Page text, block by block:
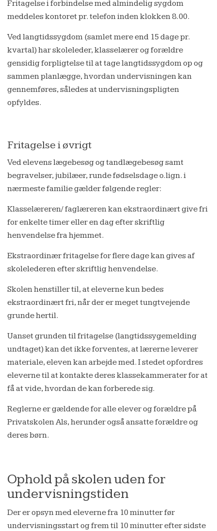
Fritagelse i forbindelse med almindelig sygdom
meddeles kontoret pr. telefon inden klokken 8.00.
Ved langtidssygdom (samlet mere end 15 dage pr.
kvartal) har skoleleder, klasselærer og forældre
gensidig forpligtelse til at tage langtidssygdom op og
sammen planlægge, hvordan undervisningen kan
gennemføres, således at undervisningspligten
opfyldes.
Fritagelse i øvrigt
Ved elevens lægebesøg og tandlægebesøg samt
begravelser, jubilæer, runde fødselsdage o.lign. i
nærmeste familie gælder følgende regler:
Klasselæreren/ faglæreren kan ekstraordinært give fri
for enkelte timer eller en dag efter skriftlig
henvendelse fra hjemmet.
Ekstraordinær fritagelse for flere dage kan gives af
skolelederen efter skriftlig henvendelse.
Skolen henstiller til, at eleverne kun bedes
ekstraordinært fri, når der er meget tungtvejende
grunde hertil.
Uanset grunden til fritagelse (langtidssygemelding
undtaget) kan det ikke forventes, at lærerne leverer
materiale, eleven kan arbejde med. I stedet opfordres
eleverne til at kontakte deres klassekammerater for at
få at vide, hvordan de kan forberede sig.
Reglerne er gældende for alle elever og forældre på
Privatskolen Als, herunder også ansatte forældre og
deres børn.
Ophold på skolen uden for
undervisningstiden
Der er opsyn med eleverne fra 10 minutter før
undervisningsstart og frem til 10 minutter efter sidste